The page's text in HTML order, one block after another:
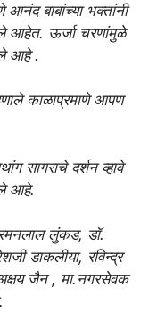
आनंद बाबांच्या भक्तांनी
आहेत. ऊर्जा चरणांमुळे
आहे .
काळाप्रमाणे आपण
सागराचे दर्शन व्हावे
आहे.
रमनलाल लुंकड, डॉ.
डाकलीया, रविन्द्र
जैन , मा.नगरसेवक